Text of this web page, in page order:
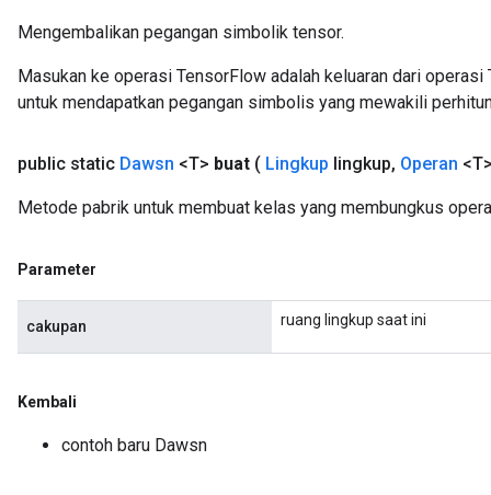
Mengembalikan pegangan simbolik tensor.
Masukan ke operasi TensorFlow adalah keluaran dari
untuk mendapatkan pegangan simbolis yang mewakili
public static Dawsn <T> buat ( Lingkup lingkup, Operan
Metode pabrik untuk membuat kelas yang membungkus
Parameter
cakupan ruang lingkup saat ini
Kembali
contoh baru Dawsn